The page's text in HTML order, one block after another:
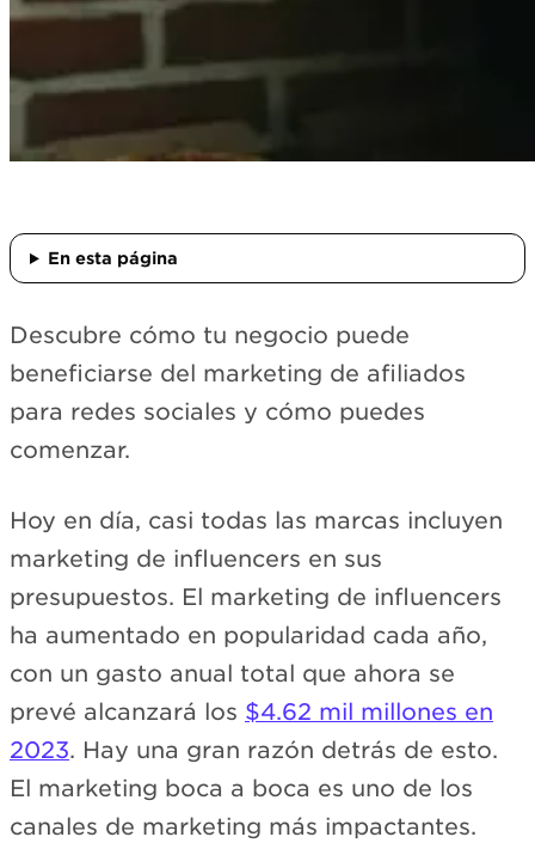
En esta página
Descubre cómo tu negocio puede
beneficiarse del marketing de afiliados
para redes sociales y cómo puedes
comenzar.
Hoy en día, casi todas las marcas incluyen
marketing de influencers en sus
presupuestos. El marketing de influencers
ha aumentado en popularidad cada año,
con un gasto anual total que ahora se
prevé alcanzará los $4.62 mil millones en
2023. Hay una gran razón detrás de esto.
El marketing boca a boca es uno de los
canales de marketing más impactantes.